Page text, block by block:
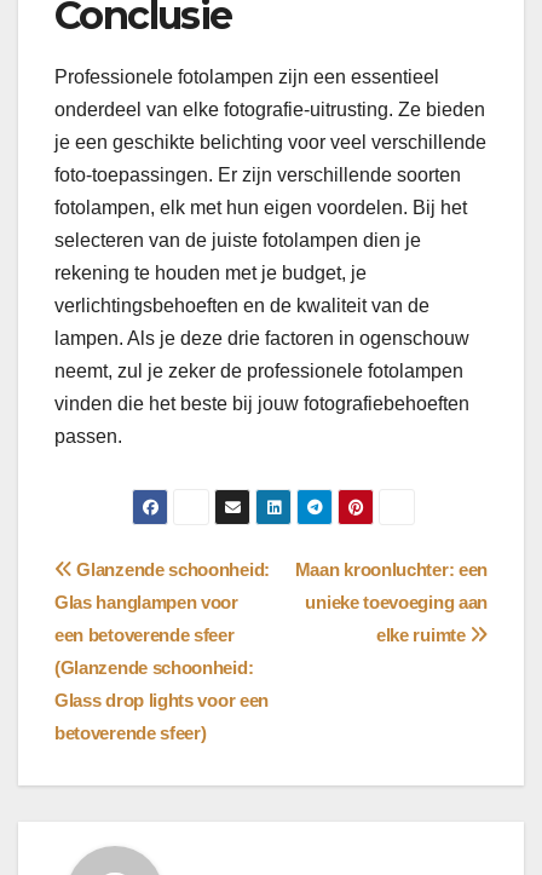
Conclusie
Professionele fotolampen zijn een essentieel
onderdeel van elke fotografie-uitrusting. Ze bieden
je een geschikte belichting voor veel verschillende
foto-toepassingen. Er zijn verschillende soorten
fotolampen, elk met hun eigen voordelen. Bij het
selecteren van de juiste fotolampen dien je
rekening te houden met je budget, je
verlichtingsbehoeften en de kwaliteit van de
lampen. Als je deze drie factoren in ogenschouw
neemt, zul je zeker de professionele fotolampen
vinden die het beste bij jouw fotografiebehoeften
passen.
Bericht
navigatie
Maan kroonluchter: een
unieke toevoeging aan
elke ruimte
Glanzende schoonheid:
Glas hanglampen voor
een betoverende sfeer
(Glanzende schoonheid:
Glass drop lights voor een
betoverende sfeer)